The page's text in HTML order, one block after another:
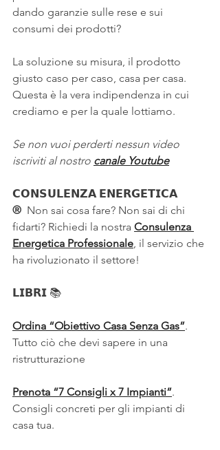
dando garanzie sulle rese e sui
consumi dei prodotti?
La soluzione su misura, il prodotto
giusto caso per caso, casa per casa.
Questa è la vera indipendenza in cui
crediamo e per la quale lottiamo.
Se non vuoi perderti nessun video
iscriviti al nostro canale Youtube
𝗖𝗢𝗡𝗦𝗨𝗟𝗘𝗡𝗭𝗔 𝗘𝗡𝗘𝗥𝗚𝗘𝗧𝗜𝗖𝗔
® Non sai cosa fare? Non sai di chi
fidarti? Richiedi la nostra Consulenza
Energetica Professionale , il servizio che
ha rivoluzionato il settore!
𝗟𝗜𝗕𝗥𝗜 📚
Ordina “Obiettivo Casa Senza Gas”.
Tutto ciò che devi sapere in una
ristrutturazione
Prenota “7 Consigli x 7 Impianti”.
Consigli concreti per gli impianti di
casa tua.